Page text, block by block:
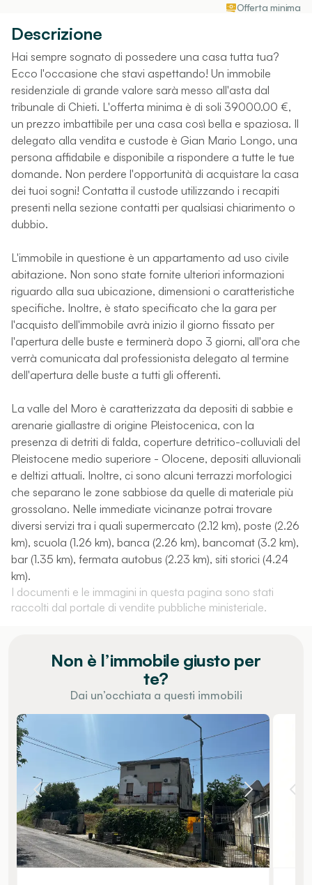
Offerta minima
Descrizione
Hai sempre sognato di possedere una casa tutta tua?
Ecco l'occasione che stavi aspettando! Un immobile
residenziale di grande valore sarà messo all'asta dal
tribunale di Chieti. L'offerta minima è di soli 39000.00 €,
un prezzo imbattibile per una casa così bella e spaziosa. Il
delegato alla vendita e custode è Gian Mario Longo, una
persona affidabile e disponibile a rispondere a tutte le tue
domande. Non perdere l'opportunità di acquistare la casa
dei tuoi sogni! Contatta il custode utilizzando i recapiti
presenti nella sezione contatti per qualsiasi chiarimento o
dubbio.
L'immobile in questione è un appartamento ad uso civile
abitazione. Non sono state fornite ulteriori informazioni
riguardo alla sua ubicazione, dimensioni o caratteristiche
specifiche. Inoltre, è stato specificato che la gara per
l'acquisto dell'immobile avrà inizio il giorno fissato per
l'apertura delle buste e terminerà dopo 3 giorni, all'ora che
verrà comunicata dal professionista delegato al termine
dell'apertura delle buste a tutti gli offerenti.
La valle del Moro è caratterizzata da depositi di sabbie e
arenarie giallastre di origine Pleistocenica, con la
presenza di detriti di falda, coperture detritico-colluviali del
Pleistocene medio superiore - Olocene, depositi alluvionali
e deltizi attuali. Inoltre, ci sono alcuni terrazzi morfologici
che separano le zone sabbiose da quelle di materiale più
grossolano. Nelle immediate vicinanze potrai trovare
diversi servizi tra i quali supermercato (2.12 km), poste (2.26
km), scuola (1.26 km), banca (2.26 km), bancomat (3.2 km),
bar (1.35 km), fermata autobus (2.23 km), siti storici (4.24
km).
I documenti e le immagini in questa pagina sono stati
raccolti dal portale di vendite pubbliche ministeriale.
Non è l’immobile giusto per
te?
Dai un’occhiata a questi immobili